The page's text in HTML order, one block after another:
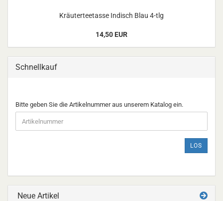
Kräuterteetasse Indisch Blau 4-tlg
14,50 EUR
Schnellkauf
BITTE
GEBEN
SIE
DIE
EIN.
Bitte geben Sie die Artikelnummer aus unserem Katalog ein.
LOS
Neue Artikel